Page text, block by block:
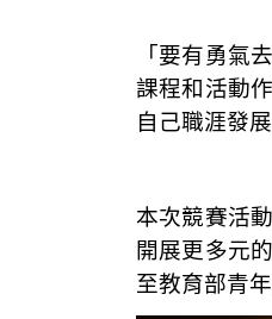
「要有勇氣
課程和活動
自己職涯發
本次競賽活
開展更多元
至教育部青